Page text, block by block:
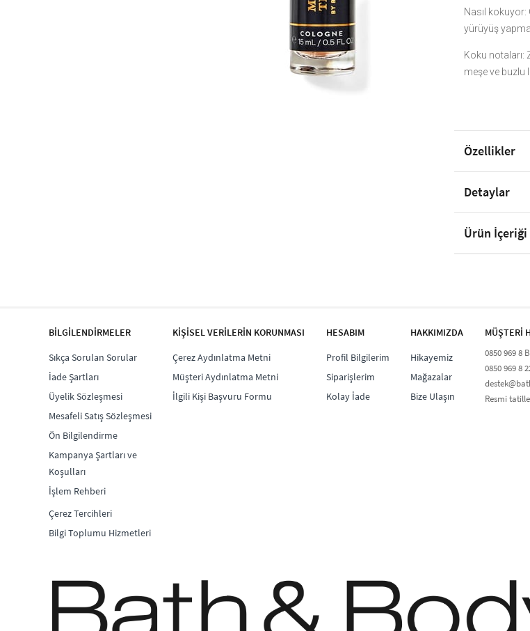
Nasıl
yürüyüş
Koku notaları:
meşe ve buzlu
Özellikler
Detaylar
Ürün İçeriği
BİLGİLENDİRMELER
Sıkça Sorulan Sorular
İade Şartları
Üyelik Sözleşmesi
Mesafeli Satış Sözleşmesi
Ön Bilgilendirme
Kampanya Şartları ve
Koşulları
İşlem Rehberi
Çerez Tercihleri
Bilgi Toplumu Hizmetleri
KİŞİSEL VERİLERİN KORUNMASI
Çerez Aydınlatma Metni
Müşteri Aydınlatma Metni
İlgili Kişi Başvuru Formu
HESABIM
Profil Bilgilerim
Siparişlerim
Kolay İade
HAKKIMIZDA
Hikayemiz
Mağazalar
Bize Ulaşın
MÜŞTERİ
0850 969 8
0850 969 8
Resmi